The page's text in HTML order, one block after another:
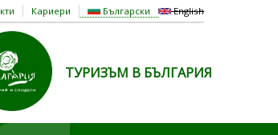
Български English
Кариери
ТУРИЗЪМ В БЪЛГАРИЯ